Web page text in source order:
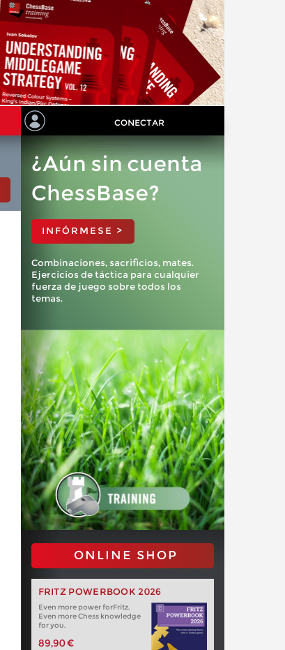
CONECTAR
¿Aún sin cuenta
ChessBase?
INFÓRMESE >
Combinaciones, sacrificios, mates.
Ejercicios de táctica para cualquier
fuerza de juego sobre todos los
temas.
ONLINE SHOP
FRITZ POWERBOOK 2026
Even more power forFritz.
Even more Chess knowledge
for you.
89,90 €